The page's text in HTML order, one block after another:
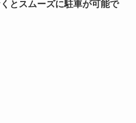
とスムーズに駐車が可能で